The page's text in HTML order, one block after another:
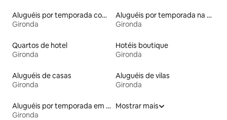
Aluguéis por temporada com acesso à praia
Gironda
Aluguéis por temporada na orla
Gironda
Quartos de hotel
Gironda
Hotéis boutique
Gironda
Aluguéis de casas
Gironda
Aluguéis de vilas
Gironda
Aluguéis por temporada em hotéis-fazenda
Gironda
Mostrar mais